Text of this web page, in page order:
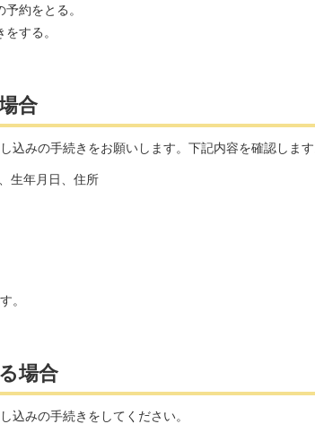
約をとる。
する。
合
込みの手続きをお願いします。下記内容を確認します
生年月日、住所
。
場合
込みの手続きをしてください。